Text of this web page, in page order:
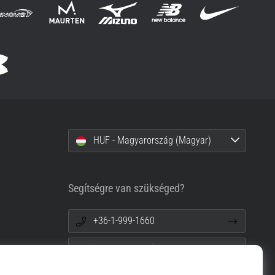
HUF - Magyarország (Magyar)
Segítségre van szükséged?
+36-1-999-1660